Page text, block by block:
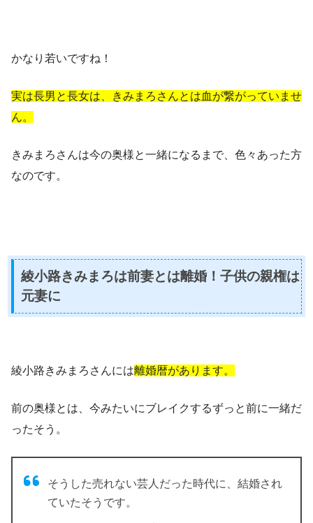
かなり若いですね！
実は長男と長女は、きみまろさんとは血が繋がっていませ
ん。
きみまろさんは今の奥様と一緒になるまで、色々あった方
なのです。
綾小路きみまろは前妻とは離婚！子供の親権は
元妻に
綾小路きみまろさんには離婚暦があります。
前の奥様とは、今みたいにブレイクするずっと前に一緒だ
ったそう。
そうした売れない芸人だった時代に、結婚され
ていたそうです。